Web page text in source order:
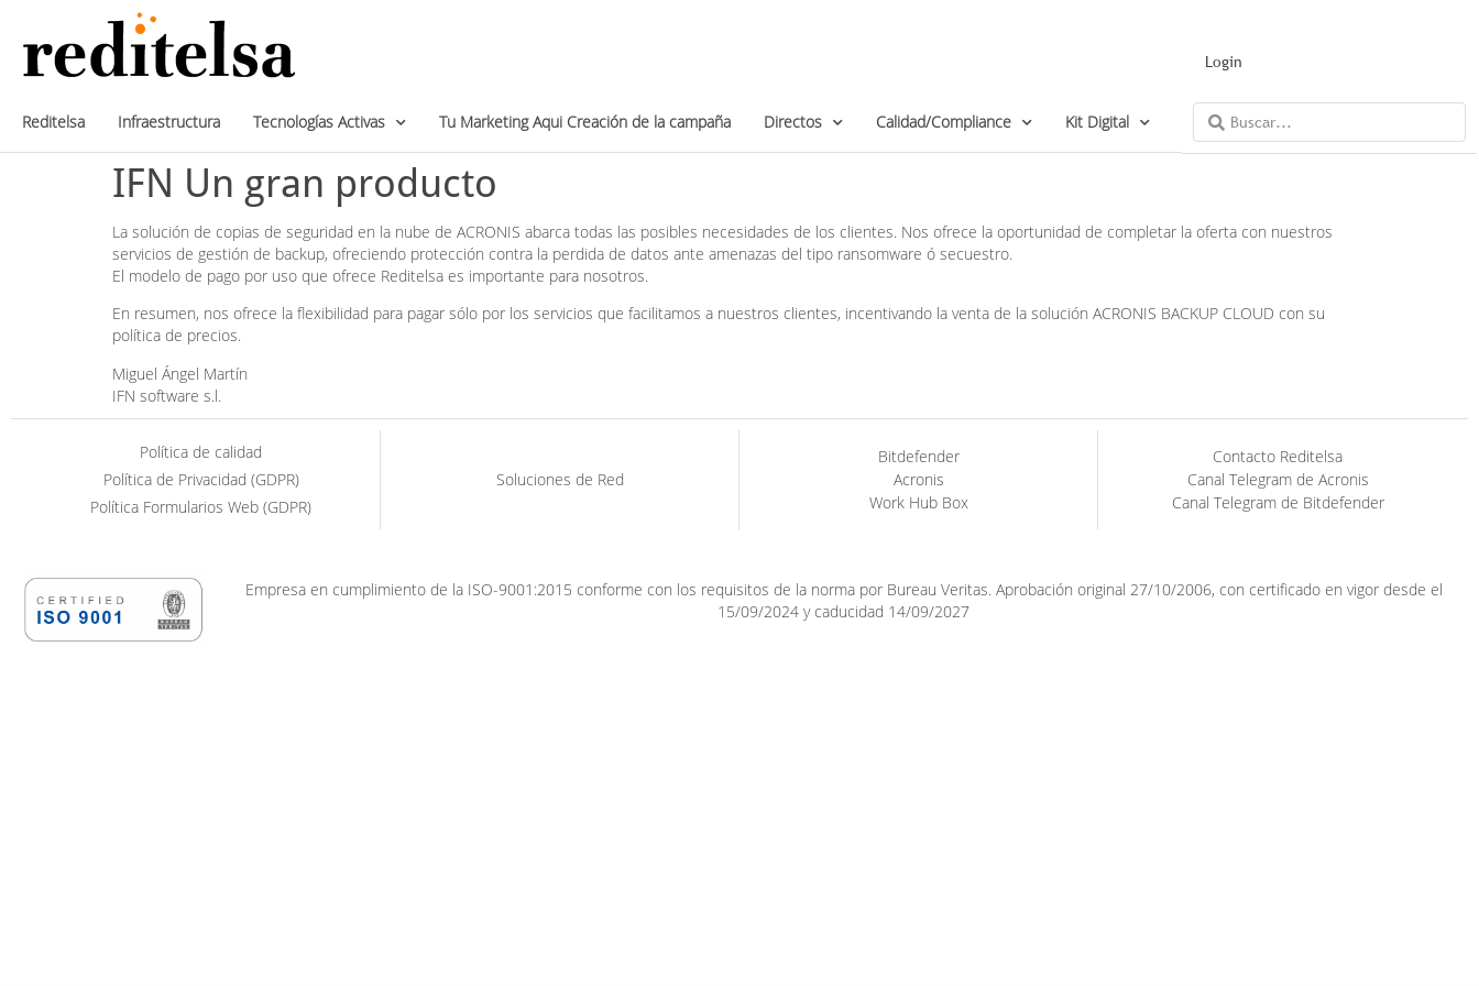
Login
Reditelsa Infraestructura Tecnologías Activas Tu Marketing Aqui Creación de la campaña Directos Calidad/Compliance Kit Digital
IFN Un gran producto
La solución de copias de seguridad en la nube de ACRONIS abarca todas las posibles necesidades de los clientes. Nos ofrece la oportunidad de completar la oferta con nuestros
servicios de gestión de backup, ofreciendo protección contra la perdida de datos ante amenazas del tipo ransomware ó secuestro.
El modelo de pago por uso que ofrece Reditelsa es importante para nosotros.
En resumen, nos ofrece la flexibilidad para pagar sólo por los servicios que facilitamos a nuestros clientes, incentivando la venta de la solución ACRONIS BACKUP CLOUD con su
política de precios.
Miguel Ángel Martín
IFN software s.l.
Política de calidad
Política de Privacidad (GDPR)
Política Formularios Web (GDPR)
Soluciones de Red
Bitdefender
Acronis
Work Hub Box
Contacto Reditelsa
Canal Telegram de Acronis
Canal Telegram de Bitdefender
Empresa en cumplimiento de la ISO-9001:2015 conforme con los requisitos de la norma por Bureau Veritas. Aprobación original 27/10/2006, con certificado en vigor desde el
15/09/2024 y caducidad 14/09/2027